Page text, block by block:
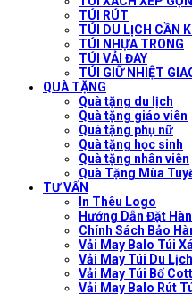
TÚI RÚT
TÚI DU LỊCH CẦN
TÚI NHỰA TRONG
TÚI VẢI ĐAY
TÚI GIỮ NHIỆT
QUÀ TẶNG
Quà tặng du lịch
Quà tặng giáo viên
Quà tặng phụ nữ
Quà tặng học sinh
Quà tặng nhân viên
Quà Tặng Mùa
TƯ VẤN
In Thêu Logo
Hướng Dẫn Đặt
Chính Sách Bảo
Vải May Balo Túi
Vải May Túi Du Lịch
Vải May Túi Bố
Vải May Balo Rút